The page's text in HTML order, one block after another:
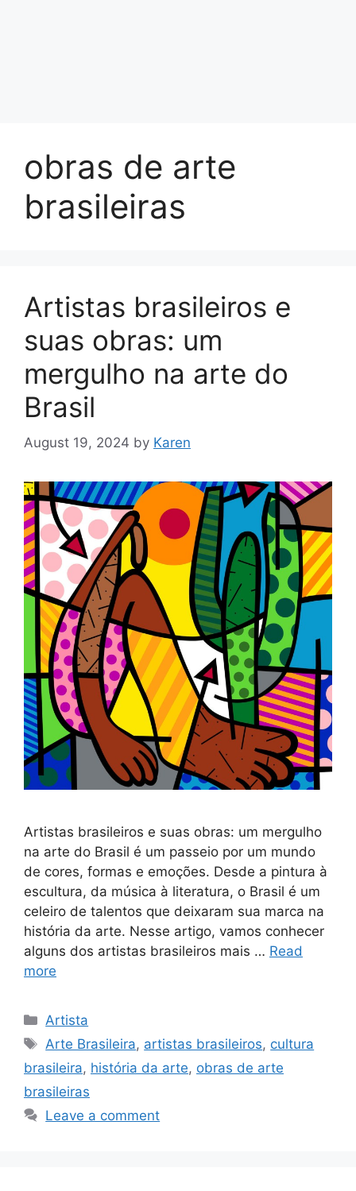
obras de arte
brasileiras
Artistas brasileiros e
suas obras: um
mergulho na arte do
Brasil
August 19, 2024 by Karen
Artistas brasileiros e suas obras: um mergulho
na arte do Brasil é um passeio por um mundo
de cores, formas e emoções. Desde a pintura à
escultura, da música à literatura, o Brasil é um
celeiro de talentos que deixaram sua marca na
história da arte. Nesse artigo, vamos conhecer
alguns dos artistas brasileiros mais … Read
more
Categories
Artista
Tags
Arte Brasileira, artistas brasileiros, cultura
brasileira, história da arte, obras de arte
brasileiras
Leave a comment